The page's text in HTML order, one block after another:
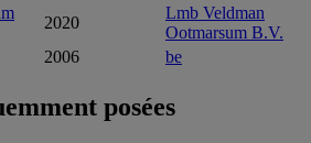
2020
Lmb Veldman
Ootmarsum B.V.
2006 be
posées